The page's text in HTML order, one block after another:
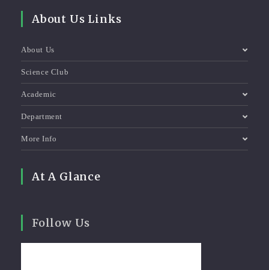
About Us Links
About Us
Science Club
Academic
Department
More Info
At A Glance
Follow Us